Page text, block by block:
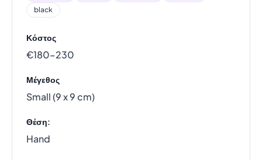
black
Κόστος
€180–230
Μέγεθος
Small (9 x 9 cm)
Θέση:
Hand